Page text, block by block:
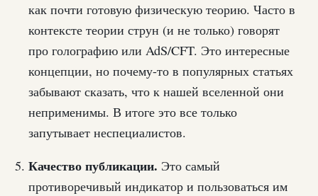
как почти готовую физическую теорию. Часто в
контексте теории струн (и не только) говорят
про голографию или AdS/CFT. Это интересные
концепции, но почему-то в популярных статьях
забывают сказать, что к нашей вселенной они
неприменимы. В итоге это все только
запутывает неспециалистов.
Качество публикации. Это самый
противоречивый индикатор и пользоваться им